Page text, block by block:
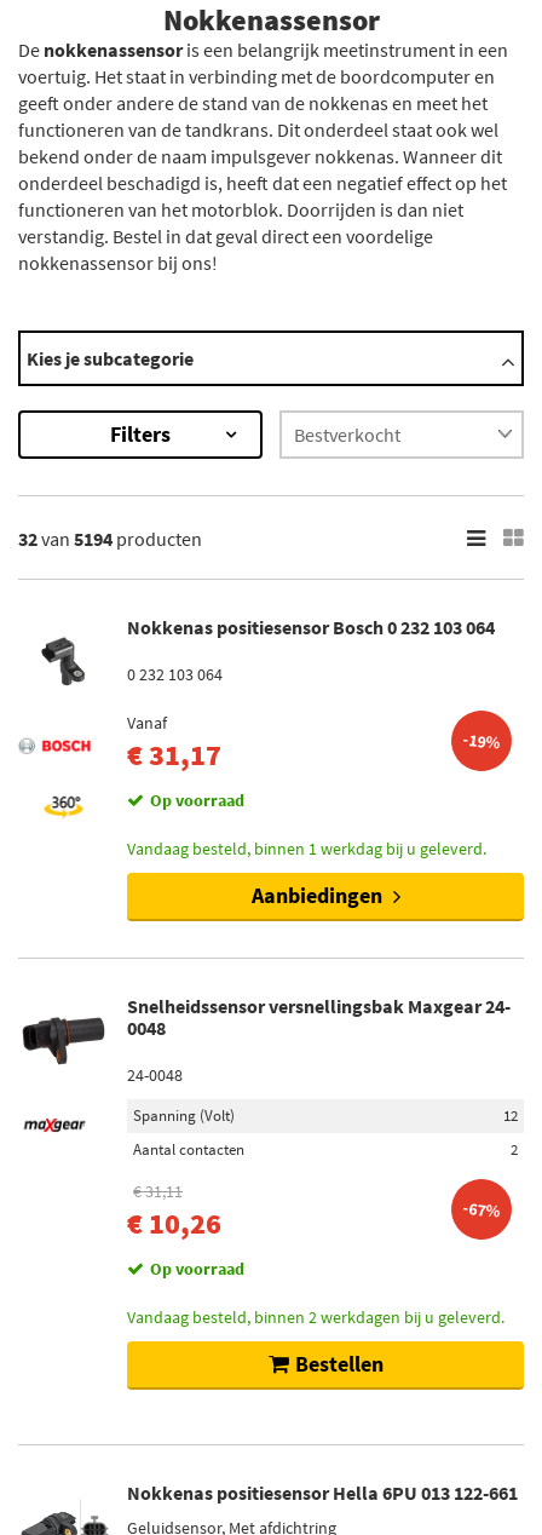
Nokkenassensor
De nokkenassensoris een belangrijk meetinstrument in een
voertuig. Het staat in verbinding met de boordcomputer en
geeft onder andere de stand van de nokkenas en meet het
functioneren van de tandkrans. Dit onderdeel staat ook wel
bekend onder de naam impulsgever nokkenas. Wanneer dit
onderdeel beschadigd is, heeft dat een negatief effect op het
functioneren van het motorblok. Doorrijden is dan niet
verstandig. Bestel in dat geval direct een voordelige
nokkenassensor bij ons!
Automerken
Abarth
Acura
Alfa Romeo
Alpina
Aston Martin
×
Resultaten
Merken
Bosch (191)
Febi Bilstein (155)
Valeo (203)
FAE (162)
Categorieën
Nokkenas positiesensor (5192)
Krukas positiesensor (767)
Snelheidssensor versnellingsbak (51)
Toerentalsensor (12)
Niet op voorraad (3375)
Op voorraad (1819)
Kies je subcategorie
Filters
32van 5194 producten
Nokkenas positiesensor Bosch 0 232 103 064
0 232 103 064
Vanaf
€ 31,17 -19%
Op voorraad
Vandaag besteld, binnen 1 werkdag bij u geleverd.
Aanbiedingen
Snelheidssensor versnellingsbak Maxgear 24-
0048
24-0048
Spanning (Volt)
12
Aantal contacten
2
€ 31,11
€ 10,26 -67%
Op voorraad
Vandaag besteld, binnen 2 werkdagen bij u geleverd.
Bestellen
Nokkenas positiesensor Hella 6PU 013 122-661
Geluidsensor, Met afdichtring